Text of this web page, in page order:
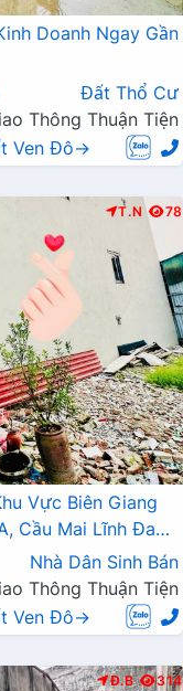
Doanh Ngay Gần
Đất Thổ Cư
Thông Thuận Tiện
Ven Đô→
T.N 78
Vực Biên Giang
Cầu Mai Lĩnh Đang
Nhà Dân Sinh Bán
Thông Thuận Tiện
Ven Đô→
Đ.B 314